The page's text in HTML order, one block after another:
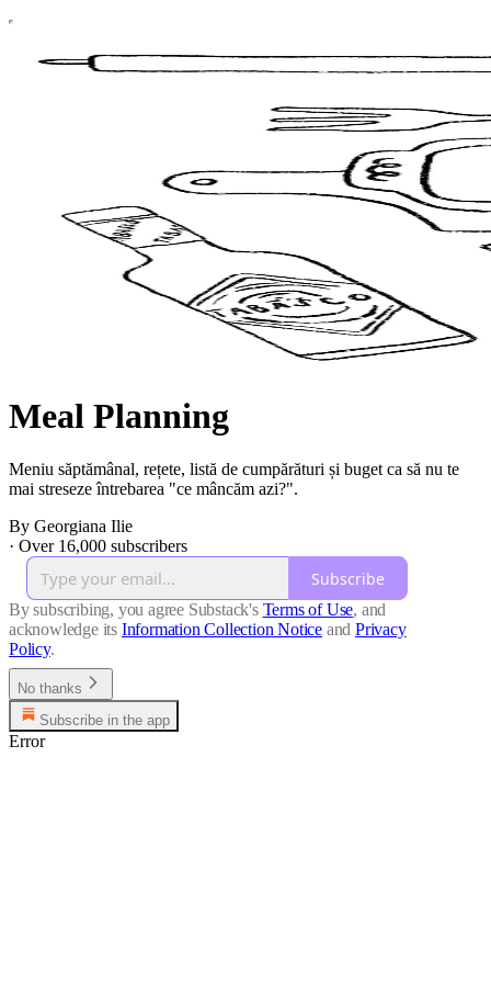
Meal Planning
Meniu săptămânal, rețete, listă de cumpărături și buget ca să nu te
mai streseze întrebarea "ce mâncăm azi?".
By Georgiana Ilie
· Over 16,000 subscribers
Subscribe
By subscribing, you agree Substack's Terms of Use, and
acknowledge its Information Collection Notice and Privacy
Policy.
No thanks
Subscribe in the app
Error